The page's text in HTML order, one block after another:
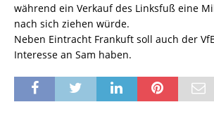
während ein Verkauf des Linksfuß eine
nach sich ziehen würde.
Neben Eintracht Frankuft soll auch der
Interesse an Sam haben.